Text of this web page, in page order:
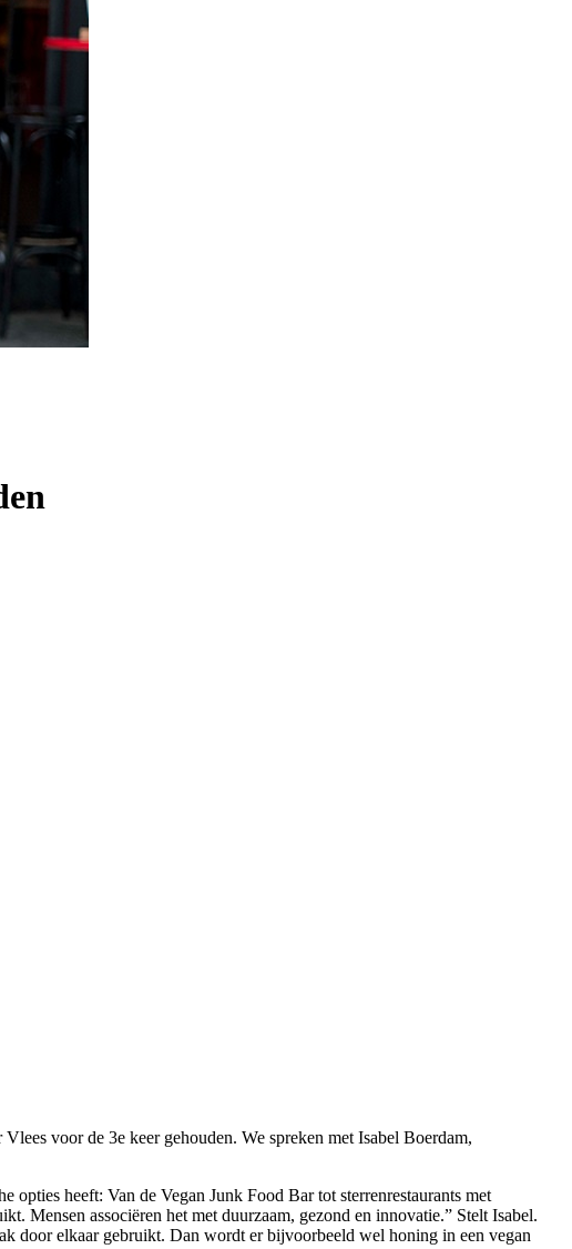
voor de 3e keer gehouden. We spreken met Isabel Boerdam,
opties heeft: Van de Vegan Junk Food Bar tot sterrenrestaurants met
Mensen associëren het met duurzaam, gezond en innovatie.” Stelt Isabel.
door elkaar gebruikt. Dan wordt er bijvoorbeeld wel honing in een vegan